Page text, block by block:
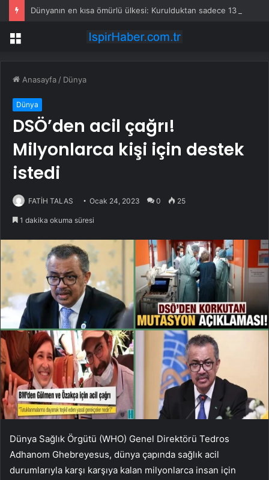
Menü
Anasayfa / Dünya
Dünya
DSÖ’den acil çağrı!
Milyonlarca kişi için destek
istedi
FATİH TALAS Ocak 24, 2023 0 25
1 dakika okuma süresi
Dünya Sağlık Örgütü (WHO) Genel Direktörü Tedros
Adhanom Ghebreyesus, dünya çapında sağlık acil
durumlarıyla karşı karşıya kalan milyonlarca insan için